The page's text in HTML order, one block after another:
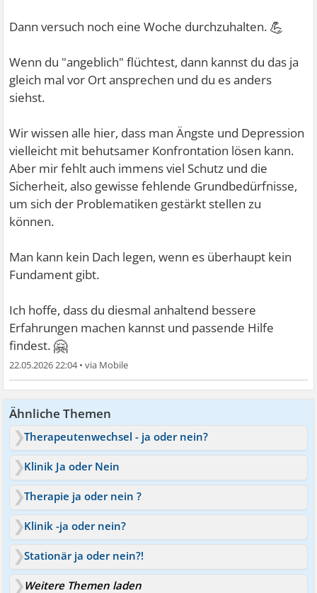
Dann versuch noch eine Woche durchzuhalten. 💪
Wenn du "angeblich" flüchtest, dann kannst du das ja
gleich mal vor Ort ansprechen und du es anders
siehst.
Wir wissen alle hier, dass man Ängste und Depression
vielleicht mit behutsamer Konfrontation lösen kann.
Aber mir fehlt auch immens viel Schutz und die
Sicherheit, also gewisse fehlende Grundbedürfnisse,
um sich der Problematiken gestärkt stellen zu
können.
Man kann kein Dach legen, wenn es überhaupt kein
Fundament gibt.
Ich hoffe, dass du diesmal anhaltend bessere
Erfahrungen machen kannst und passende Hilfe
findest. 🤗
22.05.2026 22:04•
Ähnliche Themen
Therapeutenwechsel - ja oder nein?
Klinik Ja oder Nein
Therapie ja oder nein ?
Klinik -ja oder nein?
Stationär ja oder nein?!
Weitere Themen laden